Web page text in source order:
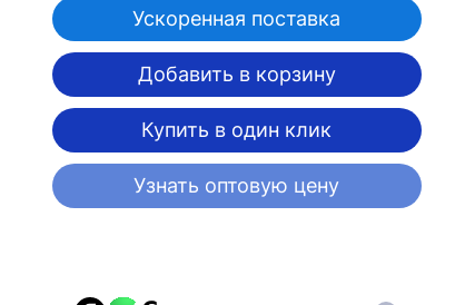
Ускоренная поставка
Добавить в корзину
Купить в один клик
Узнать оптовую цену